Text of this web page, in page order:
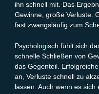
ihn schnell mit. Das
Gewinne, große Verluste.
fast zwangsläufig zum
Psychologisch fühlt sich
schnelle Schließen von
das Gegenteil.
an, Verluste schnell zu
lassen. Auch wenn es sich